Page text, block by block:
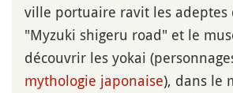
ville portuaire ravit les adeptes
"Myzuki shigeru road" et le
découvrir les yokai
mythologie japonaise), dans le